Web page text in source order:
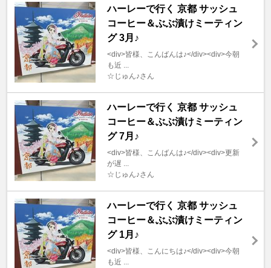
ハーレーで行く 京都 サッシュ
コーヒー＆ぶぶ漬けミーティン
グ 3月♪
<div>皆様、こんばんは♪</div><div>今朝
も近 ...
☆じゅん♪さん
ハーレーで行く 京都 サッシュ
コーヒー＆ぶぶ漬けミーティン
グ 7月♪
<div>皆様、こんばんは♪</div><div>更新
が遅 ...
☆じゅん♪さん
ハーレーで行く 京都 サッシュ
コーヒー＆ぶぶ漬けミーティン
グ 1月♪
<div>皆様、こんにちは♪</div><div>今朝
も近 ...